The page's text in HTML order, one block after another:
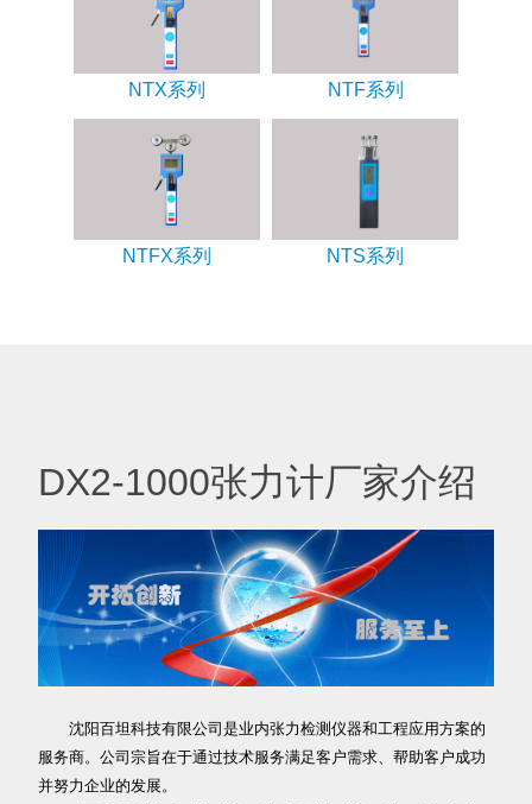
NTX系列 NTF系列
NTFX系列 NTS系列
DX2-1000张力计厂家介绍
沈阳百坦科技有限公司是业内张力检测仪器和工程应用方案的
服务商。公司宗旨在于通过技术服务满足客户需求、帮助客户成功
并努力企业的发展。